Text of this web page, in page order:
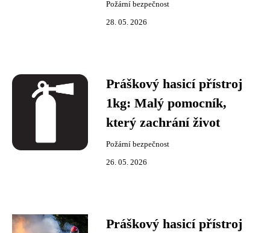
Požární bezpečnost
28. 05. 2026
Práškový hasicí přístroj
1kg: Malý pomocník,
který zachrání život
Požární bezpečnost
26. 05. 2026
Práškový hasicí přístroj